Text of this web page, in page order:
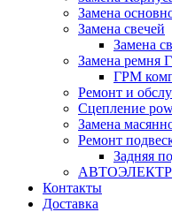
Замена
Замена свечей
Замена
Замена ремня
ГРМ
Ремонт и
Сцепление
Замена
Ремонт
Задняя
Контакты
Доставка